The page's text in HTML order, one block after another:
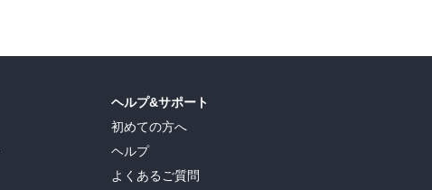
ヘルプ&サポート
初めての方へ
ヘルプ
よくあるご質問